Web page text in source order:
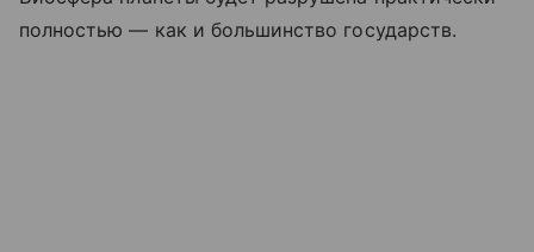
полностью — как и большинство государств.